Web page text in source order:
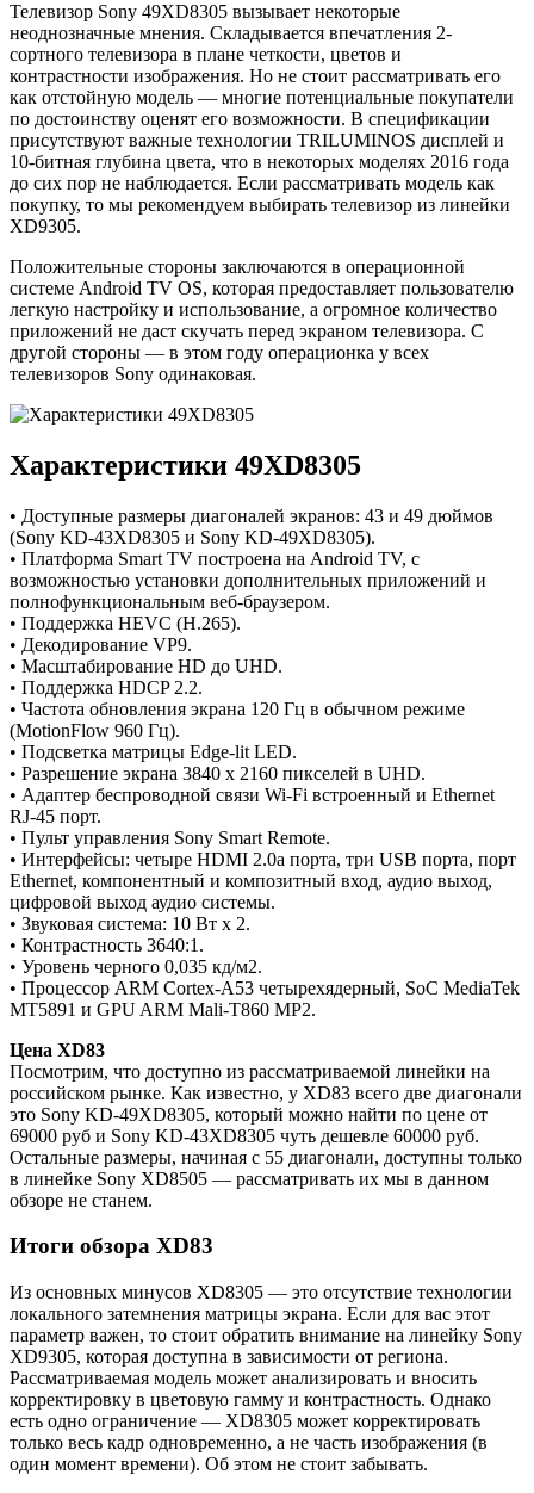
Телевизор Sony 49XD8305 вызывает некоторые
неоднозначные мнения. Складывается впечатления 2-
сортного телевизора в плане четкости, цветов и
контрастности изображения. Но не стоит рассматривать его
как отстойную модель — многие потенциальные покупатели
по достоинству оценят его возможности. В спецификации
присутствуют важные технологии TRILUMINOS дисплей и
10-битная глубина цвета, что в некоторых моделях 2016 года
до сих пор не наблюдается. Если рассматривать модель как
покупку, то мы рекомендуем выбирать телевизор из линейки
XD9305.
Положительные стороны заключаются в операционной
системе Android TV OS, которая предоставляет пользователю
легкую настройку и использование, а огромное количество
приложений не даст скучать перед экраном телевизора. С
другой стороны — в этом году операционка у всех
телевизоров Sony одинаковая.
Характеристики 49XD8305
• Доступные размеры диагоналей экранов: 43 и 49 дюймов
(Sony KD-43XD8305 и Sony KD-49XD8305).
• Платформа Smart TV построена на Android TV, с
возможностью установки дополнительных приложений и
полнофункциональным веб-браузером.
• Поддержка HEVC (H.265).
• Декодирование VP9.
• Масштабирование HD до UHD.
• Поддержка HDCP 2.2.
• Частота обновления экрана 120 Гц в обычном режиме
(MotionFlow 960 Гц).
• Подсветка матрицы Edge-lit LED.
• Разрешение экрана 3840 x 2160 пикселей в UHD.
• Адаптер беспроводной связи Wi-Fi встроенный и Ethernet
RJ-45 порт.
• Пульт управления Sony Smart Remote.
• Интерфейсы: четыре HDMI 2.0a порта, три USB порта, порт
Ethernet, компонентный и композитный вход, аудио выход,
цифровой выход аудио системы.
• Звуковая система: 10 Вт x 2.
• Контрастность 3640:1.
• Уровень черного 0,035 кд/м2.
• Процессор ARM Cortex-A53 четырехядерный, SoC MediaTek
MT5891 и GPU ARM Mali-T860 MP2.
Цена XD83
Посмотрим, что доступно из рассматриваемой линейки на
российском рынке. Как известно, у XD83 всего две диагонали
это Sony KD-49XD8305, который можно найти по цене от
69000 руб и Sony KD-43XD8305 чуть дешевле 60000 руб.
Остальные размеры, начиная с 55 диагонали, доступны только
в линейке Sony XD8505 — рассматривать их мы в данном
обзоре не станем.
Итоги обзора XD83
Из основных минусов XD8305 — это отсутствие технологии
локального затемнения матрицы экрана. Если для вас этот
параметр важен, то стоит обратить внимание на линейку Sony
XD9305, которая доступна в зависимости от региона.
Рассматриваемая модель может анализировать и вносить
корректировку в цветовую гамму и контрастность. Однако
есть одно ограничение — XD8305 может корректировать
только весь кадр одновременно, а не часть изображения (в
один момент времени). Об этом не стоит забывать.